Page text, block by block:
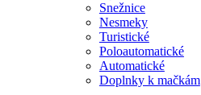
Snežnice
Nesmeky
Turistické
Poloautomatické
Automatické
Doplnky k mačkám